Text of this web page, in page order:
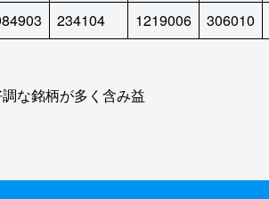
234104 1219006 306010
な銘柄が多く含み益